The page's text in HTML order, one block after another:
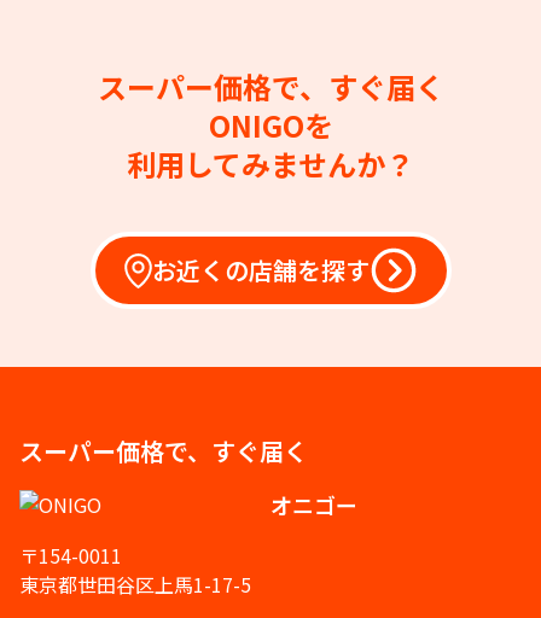
スーパー価格で、すぐ届く
ONIGOを
利用してみませんか？
お近くの店舗を探す
スーパー価格で、すぐ届く
オニゴー
〒154-0011
東京都世田谷区上馬1-17-5